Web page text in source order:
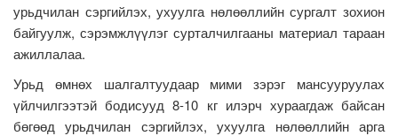
урьдчилан сэргийлэх, ухуулга нөлөөллийн сургалт зохион
байгуулж, сэрэмжлүүлэг сурталчилгааны материал тараан
ажиллалаа.
Урьд өмнөх шалгалтуудаар мими зэрэг мансууруулах
үйлчилгээтэй бодисууд 8-10 кг илэрч хураагдаж байсан
бөгөөд урьдчилан сэргийлэх, ухуулга нөлөөллийн арга